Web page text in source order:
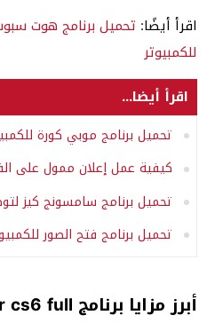
اقرأ أيضًا: تحميل برنامج هوت
للكمبيوتر
اقرأ أيضا...
تحميل برنامج موبي كورة
كيفية عمل إعلان ممول على
تحميل برنامج سامسونج كيز
تحميل برنامج فتح الصور
أبرز مزايا برنامج Adobe illustrator cs6 full